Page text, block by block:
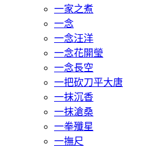
一家之煮
一念
一念汪洋
一念花開瑩
一念長空
一把砍刀平大唐
一抹沉香
一抹滄桑
一拳殲星
一撫尺